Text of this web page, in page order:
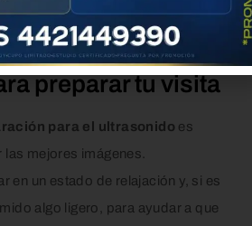
emocionante, sino que también
del desarrollo del feto.
preparar tu visita
para el ultrasonido es
mejores imágenes.
en un estado de relajación y, si es
algo ligero, para ayudar a que